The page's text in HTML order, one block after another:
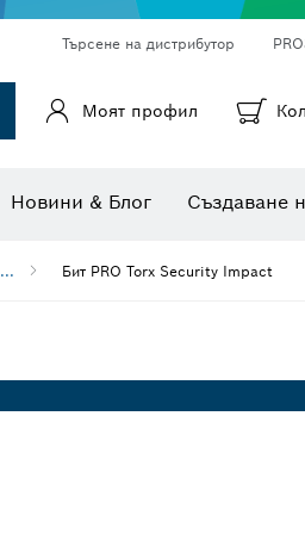
Търсене на дистрибутор
Моят профил
Новини & Блог Създаване
... Бит PRO Torx Security Impact